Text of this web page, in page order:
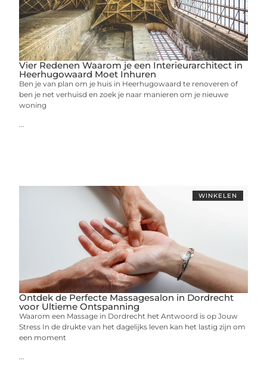
Vier Redenen Waarom je een Interieurarchitect in
Heerhugowaard Moet Inhuren
Ben je van plan om je huis in Heerhugowaard te renoveren of
ben je net verhuisd en zoek je naar manieren om je nieuwe
woning
...
WINKELEN
Ontdek de Perfecte Massagesalon in Dordrecht
voor Ultieme Ontspanning
Waarom een Massage in Dordrecht het Antwoord is op Jouw
Stress In de drukte van het dagelijks leven kan het lastig zijn om
een moment
...